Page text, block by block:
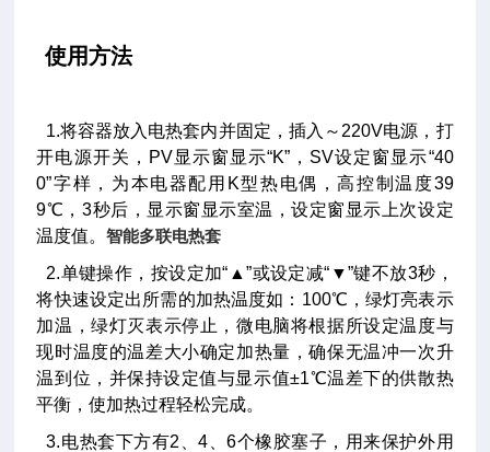
使用方法
1.将容器放入电热套内并固定，插入～220V电源，打
开电源开关，PV显示窗显示“K”，SV设定窗显示“40
0”字样，为本电器配用K型热电偶，高控制温度39
9℃，3秒后，显示窗显示室温，设定窗显示上次设定
温度值。智能多联电热套
2.单键操作，按设定加“▲”或设定减“▼”键不放3秒，
将快速设定出所需的加热温度如：100℃，绿灯亮表示
加温，绿灯灭表示停止，微电脑将根据所设定温度与
现时温度的温差大小确定加热量，确保无温冲一次升
温到位，并保持设定值与显示值±1℃温差下的供散热
平衡，使加热过程轻松完成。
3.电热套下方有2、4、6个橡胶塞子，用来保护外用